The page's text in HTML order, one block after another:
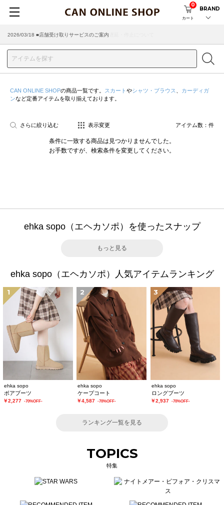
カート
0
BRAND
2026/03/18 ■店舗受け取りサービスのご案内
CAN ONLINE SHOPの商品一覧です。 スカート やシャツ・ブラウス
カーディガ
ンなど定番アイテムを取り揃えております。
さらに絞り込む 表示変更 アイテム数： 件
条件に一致する商品は見つかりませんでした。
お手数ですが、検索条件を変更してください。
ehka sopo（エヘカソポ）を使ったスナップ
もっと見る
ehka sopo（エヘカソポ）人気アイテムランキング
1
ehka sopo
ボアブーツ
￥2,277 -70%OFF-
2
ehka sopo
ケープコート
￥4,587 -70%OFF-
3
ehka sopo
ロングブーツ
￥2,937 -70%OFF-
ランキング一覧を見る
TOPICS
特集